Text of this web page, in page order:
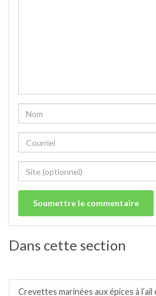
Dans cette section
Crevettes marinées aux épices à